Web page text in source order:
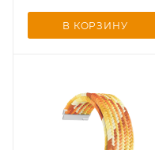
В КОРЗИНУ